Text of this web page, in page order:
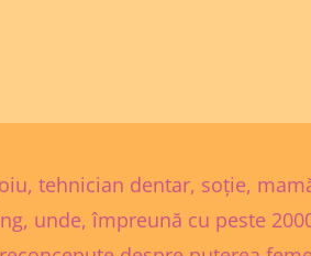
tehnician dentar, soție,
unde, împreună cu peste